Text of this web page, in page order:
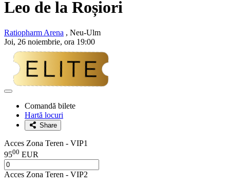
Leo de la Roșiori
Ratiopharm Arena , Neu-Ulm
Joi, 26 noiembrie, ora 19:00
Adaugă
favoriteComandă bilete
Hartă locuri
Share
Acces Zona Teren - VIP1
9500 EUR
Acces Zona Teren - VIP2